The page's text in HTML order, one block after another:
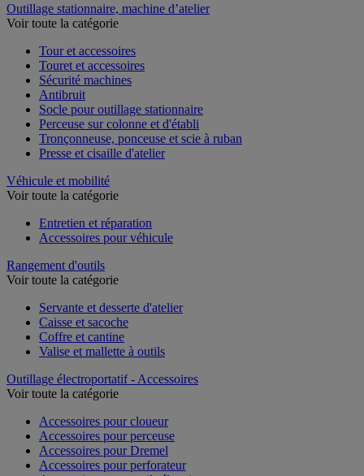
Outillage stationnaire, machine d’atelier
Voir toute la catégorie
Tour et accessoires
Touret et accessoires
Sécurité machines
Antibruit
Socle pour outillage stationnaire
Perceuse sur colonne et d'établi
Tronçonneuse, ponceuse et scie à ruban
Presse et cisaille d'atelier
Véhicule et mobilité
Voir toute la catégorie
Entretien et réparation
Accessoires pour véhicule
Rangement d'outils
Voir toute la catégorie
Servante et desserte d'atelier
Caisse et sacoche
Coffre et cantine
Valise et mallette à outils
Outillage électroportatif - Accessoires
Voir toute la catégorie
Accessoires pour cloueur
Accessoires pour perceuse
Accessoires pour Dremel
Accessoires pour perforateur